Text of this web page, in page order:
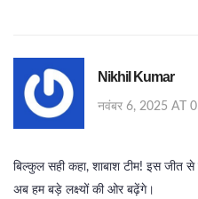
Nikhil Kumar
नवंबर 6, 2025 AT
बिल्कुल सही कहा, शाबाश टीम! इस जीत से
अब हम बड़े लक्ष्यों की ओर बढ़ेंगे।